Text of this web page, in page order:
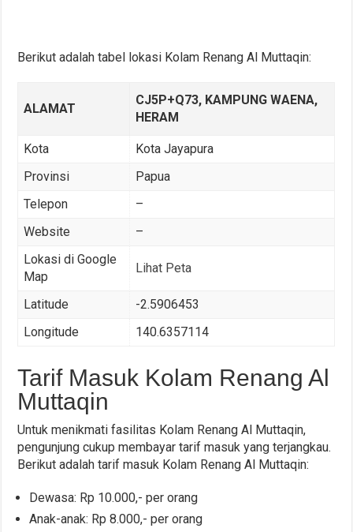
Berikut adalah tabel lokasi Kolam Renang Al Muttaqin:
ALAMAT
CJ5P+Q73, KAMPUNG WAENA,
HERAM
Kota
Kota Jayapura
Provinsi
Papua
Telepon
–
Website
–
Lokasi di Google
Map
Lihat Peta
Latitude
-2.5906453
Longitude
140.6357114
Tarif Masuk Kolam Renang Al
Muttaqin
Untuk menikmati fasilitas Kolam Renang Al Muttaqin,
pengunjung cukup membayar tarif masuk yang terjangkau.
Berikut adalah tarif masuk Kolam Renang Al Muttaqin:
Dewasa: Rp 10.000,- per orang
Anak-anak: Rp 8.000,- per orang